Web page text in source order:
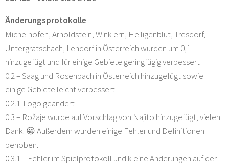
Änderungsprotokolle
Michelhofen, Arnoldstein, Winklern, Heiligenblut, Tresdorf,
Untergratschach, Lendorf in Österreich wurden um 0,1
hinzugefügt und für einige Gebiete geringfügig verbessert
0.2 – Saag und Rosenbach in Österreich hinzugefügt sowie
einige Gebiete leicht verbessert
0.2.1-Logo geändert
0.3 – Rožaje wurde auf Vorschlag von Najito hinzugefügt, vielen
Dank! 😀 Außerdem wurden einige Fehler und Definitionen
behoben.
0.3.1 – Fehler im Spielprotokoll und kleine Änderungen auf der